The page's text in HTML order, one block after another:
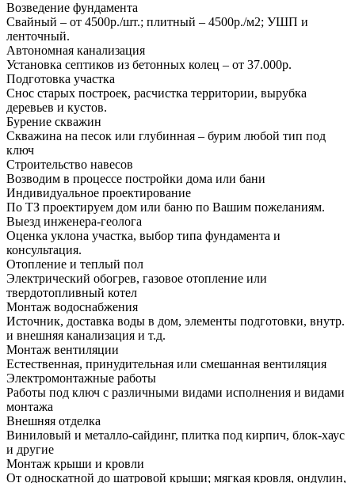
Возведение фундамента
Свайный – от 4500р./шт.; плитный – 4500р./м2; УШП и
ленточный.
Автономная канализация
Установка септиков из бетонных колец – от 37.000р.
Подготовка участка
Снос старых построек, расчистка территории, вырубка
деревьев и кустов.
Бурение скважин
Скважина на песок или глубинная – бурим любой тип под
ключ
Строительство навесов
Возводим в процессе постройки дома или бани
Индивидуальное проектирование
По ТЗ проектируем дом или баню по Вашим пожеланиям.
Выезд инженера-геолога
Оценка уклона участка, выбор типа фундамента и
консультация.
Отопление и теплый пол
Электрический обогрев, газовое отопление или
твердотопливный котел
Монтаж водоснабжения
Источник, доставка воды в дом, элементы подготовки, внутр.
и внешняя канализация и т.д.
Монтаж вентиляции
Естественная, принудительная или смешанная вентиляция
Электромонтажные работы
Работы под ключ с различными видами исполнения и видами
монтажа
Внешняя отделка
Виниловый и металло-сайдинг, плитка под кирпич, блок-хаус
и другие
Монтаж крыши и кровли
От односкатной до шатровой крыши; мягкая кровля, ондулин,